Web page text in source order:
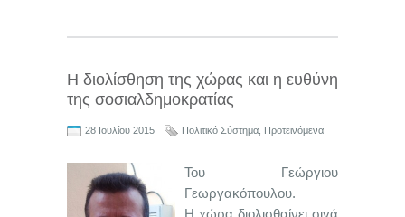
Η διολίσθηση της χώρας και η ευθύνη
της σοσιαλδημοκρατίας
28 Ιουλίου 2015 Πολιτικό Σύστημα Προτεινόμενα
Του Γεώργιου
Γεωργακόπουλου.